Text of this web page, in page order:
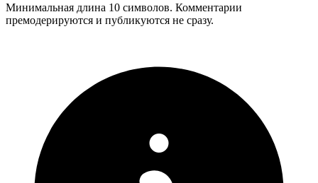
Минимальная длина 10 символов. Комментарии
премодерируются и публикуются не сразу.